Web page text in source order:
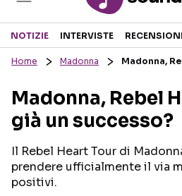
Sezioni
RECENSIONI MUSICALI
INTERVISTE
GOSSIP E CURIOSITÀ
NOTIZIE INTERVISTE RECENSIONI
Home Madonna Madonna,
Madonna, Rebel
già un successo?
Il Rebel Heart Tour di
prendere ufficialmente il via
positivi.